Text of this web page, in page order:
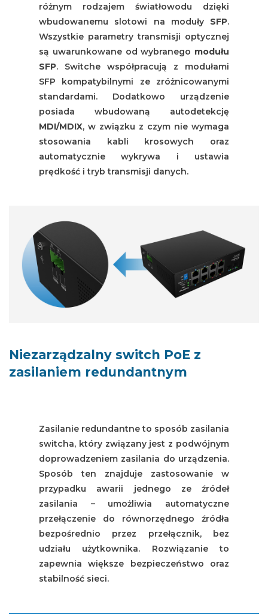
różnym rodzajem światłowodu dzięki
wbudowanemu slotowi na moduły SFP.
Wszystkie parametry transmisji optycznej
są uwarunkowane od wybranego modułu
SFP. Switche współpracują z modułami
SFP kompatybilnymi ze zróżnicowanymi
standardami. Dodatkowo urządzenie
posiada wbudowaną autodetekcję
MDI/MDIX, w związku z czym nie wymaga
stosowania kabli krosowych oraz
automatycznie wykrywa i ustawia
prędkość i tryb transmisji danych.
Niezarządzalny switch PoE z
zasilaniem redundantnym
Zasilanie redundantne to sposób zasilania
switcha, który związany jest z podwójnym
doprowadzeniem zasilania do urządzenia.
Sposób ten znajduje zastosowanie w
przypadku awarii jednego ze źródeł
zasilania – umożliwia automatyczne
przełączenie do równorzędnego źródła
bezpośrednio przez przełącznik, bez
udziału użytkownika. Rozwiązanie to
zapewnia większe bezpieczeństwo oraz
stabilność sieci.